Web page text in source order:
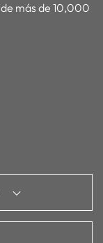
más de 10,000